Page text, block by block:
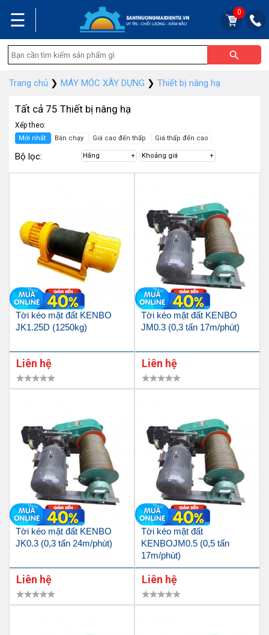
☰ 0
Trang chủ ❯ MÁY MÓC XÂY DỰNG ❯ Thiết bị nâng hạ
Tất cả 75 Thiết bị nâng hạ
Xếp theo:
Mới nhất Bán chạy Giá cao đến thấp Giá thấp đến cao
Bộ lọc: Hãng Khoảng giá
Tời kéo mặt đất KENBO
JK1.25D (1250kg)
Liên hệ
Tời kéo mặt đất KENBO
JM0.3 (0,3 tấn 17m/phút)
Liên hệ
Tời kéo mặt đất KENBO
JK0.3 (0,3 tấn 24m/phút)
Liên hệ
Tời kéo mặt đất
KENBOJM0.5 (0,5 tấn
17m/phút)
Liên hệ